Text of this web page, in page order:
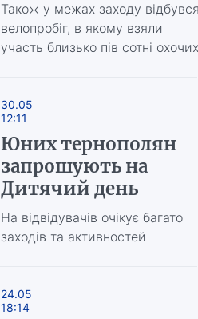
Також у межах заходу
велопробіг, в якому взяли
участь близько пів сотні охочих
30.05
12:11
Юних тернополян
запрошують на
Дитячий день
На відвідувачів очікує багато
заходів та активностей
24.05
18:14